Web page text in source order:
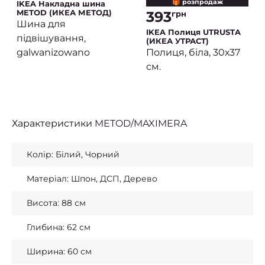
IKEA Накладна шина
METOD (ИКЕА МЕТОД)
Шина для
підвішування,
galwanizowano
🎁 розпродаж
393грн
IKEA Полиця UTRUSTA
(ИКЕА УТРАСТ)
Полиця, біла, 30х37
см.
Характеристики METOD/MAXIMERA
Колір: Білий, Чорний
Матеріал: Шпон, ДСП, Дерево
Висота: 88 см
Глибина: 62 см
Ширина: 60 см